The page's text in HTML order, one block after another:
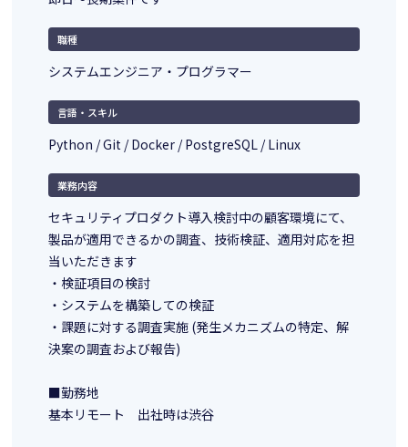
職種
システムエンジニア・プログラマー
言語・スキル
Python / Git / Docker / PostgreSQL / Linux
業務内容
セキュリティプロダクト導入検討中の顧客環境にて、
製品が適用できるかの調査、技術検証、適用対応を担
当いただきます
・検証項目の検討
・システムを構築しての検証
・課題に対する調査実施 (発生メカニズムの特定、解
決案の調査および報告)
■勤務地
基本リモート 出社時は渋谷